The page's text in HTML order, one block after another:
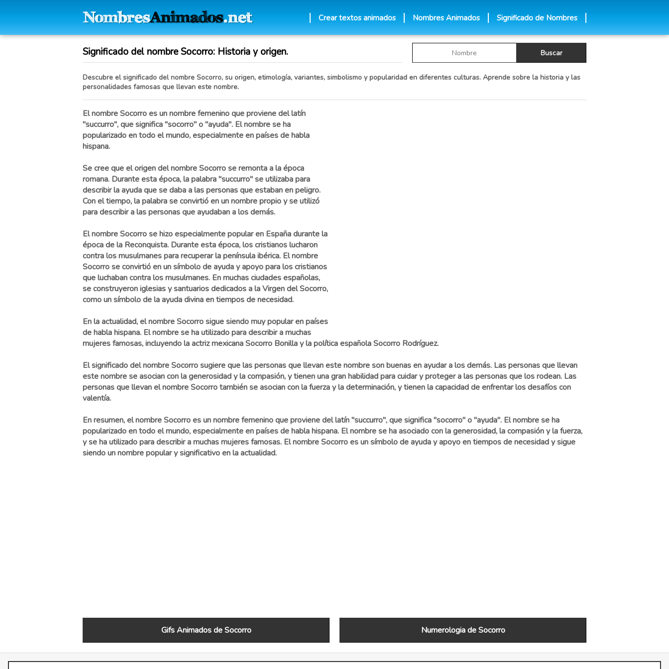
Crear textos animados Nombres Animados Significado de Nombres
Significado del nombre Socorro: Historia y origen.
Descubre el significado del nombre Socorro, su origen, etimología, variantes, simbolismo y popularidad en diferentes culturas. Aprende sobre la historia y las
personalidades famosas que llevan este nombre.
El nombre Socorro es un nombre femenino que proviene del latín
"succurro", que significa "socorro" o "ayuda". El nombre se ha
popularizado en todo el mundo, especialmente en países de habla
hispana.
Se cree que el origen del nombre Socorro se remonta a la época
romana. Durante esta época, la palabra "succurro" se utilizaba para
describir la ayuda que se daba a las personas que estaban en peligro.
Con el tiempo, la palabra se convirtió en un nombre propio y se utilizó
para describir a las personas que ayudaban a los demás.
El nombre Socorro se hizo especialmente popular en España durante la
época de la Reconquista. Durante esta época, los cristianos lucharon
contra los musulmanes para recuperar la península ibérica. El nombre
Socorro se convirtió en un símbolo de ayuda y apoyo para los cristianos
que luchaban contra los musulmanes. En muchas ciudades españolas,
se construyeron iglesias y santuarios dedicados a la Virgen del Socorro,
como un símbolo de la ayuda divina en tiempos de necesidad.
En la actualidad, el nombre Socorro sigue siendo muy popular en países
de habla hispana. El nombre se ha utilizado para describir a muchas
mujeres famosas, incluyendo la actriz mexicana Socorro Bonilla y la política española Socorro Rodríguez.
El significado del nombre Socorro sugiere que las personas que llevan este nombre son buenas en ayudar a los demás. Las personas que llevan
este nombre se asocian con la generosidad y la compasión, y tienen una gran habilidad para cuidar y proteger a las personas que los rodean. Las
personas que llevan el nombre Socorro también se asocian con la fuerza y la determinación, y tienen la capacidad de enfrentar los desafíos con
valentía.
En resumen, el nombre Socorro es un nombre femenino que proviene del latín "succurro", que significa "socorro" o "ayuda". El nombre se ha
popularizado en todo el mundo, especialmente en países de habla hispana. El nombre se ha asociado con la generosidad, la compasión y la fuerza,
y se ha utilizado para describir a muchas mujeres famosas. El nombre Socorro es un símbolo de ayuda y apoyo en tiempos de necesidad y sigue
siendo un nombre popular y significativo en la actualidad.
Gifs Animados de Socorro Numerologia de Socorro